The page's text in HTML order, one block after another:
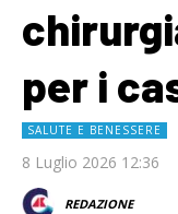
per i
SALUTE E BENESSERE
8 Luglio 2026 12:36
REDAZIONE